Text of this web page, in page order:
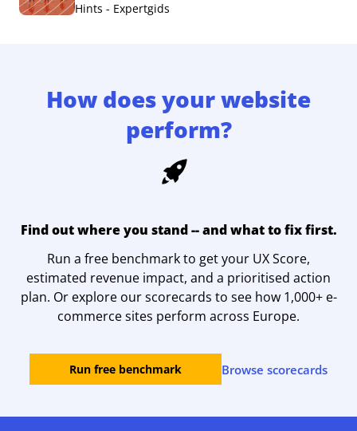
Hints - Expertgids
How does your website
perform?
Find out where you stand -- and what to fix first.
Run a free benchmark to get your UX Score,
estimated revenue impact, and a prioritised action
plan. Or explore our scorecards to see how 1,000+ e-
commerce sites perform across Europe.
Run free benchmark Browse scorecards